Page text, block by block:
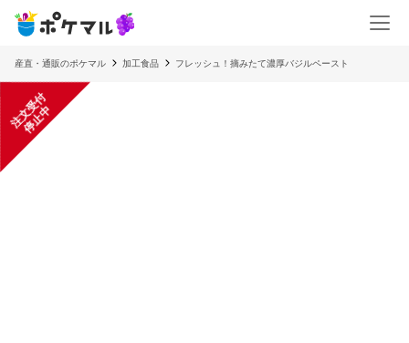
産直・通販のポケマル 加工食品 フレッシュ！摘みたて濃厚バジルペースト
注
文
受
付
停
止
中